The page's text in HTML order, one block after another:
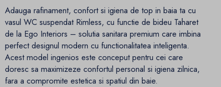
Adauga rafinament, confort si igiena de top in baia ta cu
vasul WC suspendat Rimless, cu functie de bideu Taharet
de la Ego Interiors – solutia sanitara premium care imbina
perfect designul modern cu functionalitatea inteligenta.
Acest model ingenios este conceput pentru cei care
doresc sa maximizeze confortul personal si igiena zilnica,
fara a compromite estetica si spatiul din baie.